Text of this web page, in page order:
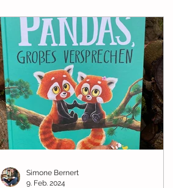
Simone Bernert
9. Feb. 2024